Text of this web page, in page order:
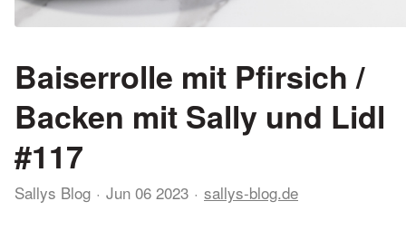
Baiserrolle mit Pfirsich /
Backen mit Sally und Lidl
#117
Sallys Blog Jun 06 2023 sallys-blog.de